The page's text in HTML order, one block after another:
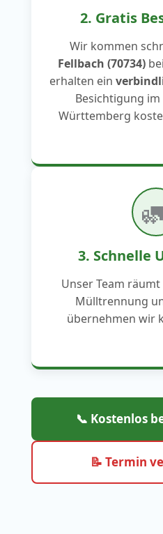
2. Gratis
Wir kommen
Fellbach (70734)
erhalten ein
Besichtigung im
Württemberg
3. Schnelle
Unser Team
Mülltrennung
übernehmen wir
📞 Kostenlos
📝 Termin